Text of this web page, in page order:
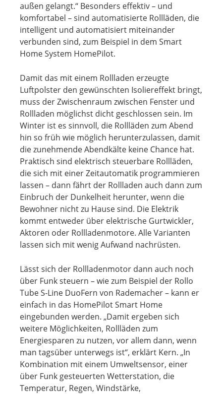
außen gelangt.“ Besonders effektiv – und
komfortabel – sind automatisierte Rollläden, die
intelligent und automatisiert miteinander
verbunden sind, zum Beispiel in dem Smart
Home System HomePilot.
Damit das mit einem Rollladen erzeugte
Luftpolster den gewünschten Isoliereffekt bringt,
muss der Zwischenraum zwischen Fenster und
Rollladen möglichst dicht geschlossen sein. Im
Winter ist es sinnvoll, die Rollläden zum Abend
hin so früh wie möglich herunterzulassen, damit
die zunehmende Abendkälte keine Chance hat.
Praktisch sind elektrisch steuerbare Rollläden,
die sich mit einer Zeitautomatik programmieren
lassen – dann fährt der Rollladen auch dann zum
Einbruch der Dunkelheit herunter, wenn die
Bewohner nicht zu Hause sind. Die Elektrik
kommt entweder über elektrische Gurtwickler,
Aktoren oder Rollladenmotore. Alle Varianten
lassen sich mit wenig Aufwand nachrüsten.
Lässt sich der Rollladenmotor dann auch noch
über Funk steuern – wie zum Beispiel der Rollo
Tube S-Line DuoFern von Rademacher – kann er
einfach in das HomePilot Smart Home
eingebunden werden. „Damit ergeben sich
weitere Möglichkeiten, Rollläden zum
Energiesparen zu nutzen, vor allem dann, wenn
man tagsüber unterwegs ist“, erklärt Kern. „In
Kombination mit einem Umweltsensor, einer
über Funk gesteuerten Wetterstation, die
Temperatur, Regen, Windstärke,